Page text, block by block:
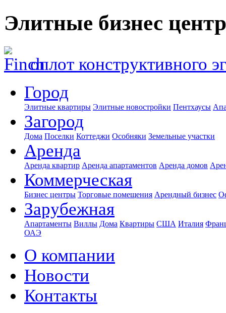
Элитные бизнес
оплот конструктивного
Город
Элитные квартиры Элитные новостройки Пентхаусы
Загород
Дома Поселки Коттеджи Особняки Земельные участки
Аренда
Аренда квартир Аренда апартаментов Аренда домов
Коммерческая
Бизнес центры Торговые помещения Арендный бизнес
Зарубежная
Апартаменты Виллы Дома Квартиры США Италия
ОАЭ
О компании
Новости
Контакты